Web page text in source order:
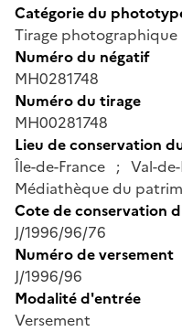
Catégorie du
Tirage photographique
Numéro du négatif
MH0281748
Numéro du tirage
MH00281748
Lieu de conservation
Île-de-France ; Val-
Médiathèque du
Cote de conservation
J/1996/96/76
Numéro de versement
J/1996/96
Modalité d'entrée
Versement